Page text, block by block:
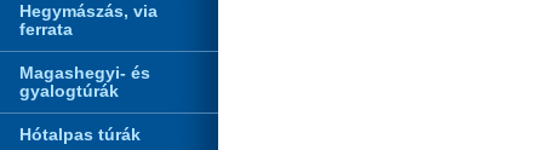
Hegymászás, via
ferrata
Magashegyi- és
gyalogtúrák
Hótalpas túrák